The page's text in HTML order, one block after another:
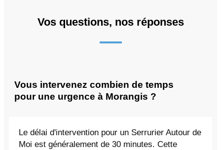
Vos questions, nos réponses
Vous intervenez combien de temps
pour une urgence à Morangis ?
Le délai d'intervention pour un Serrurier Autour de
Moi est généralement de 30 minutes. Cette